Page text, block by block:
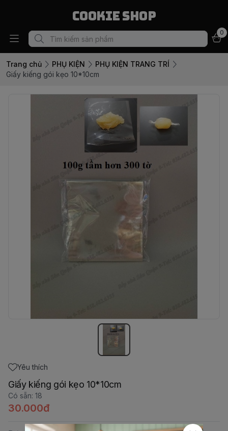
Cookie Shop
0
Trang chủ PHỤ KIỆN
PHỤ KIỆN TRANG TRÍ
Giấy kiếng gói kẹo 10*10cm
Yêu thích
Giấy kiếng gói kẹo 10*10cm
Có sẵn: 18
30.000đ